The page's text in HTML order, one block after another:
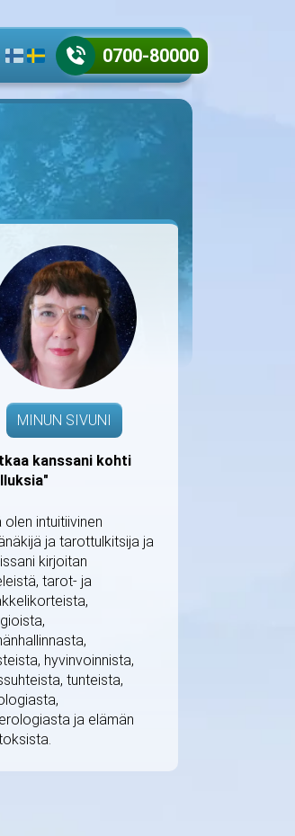
0700-80000
MINUN SIVUNI
kanssani kohti
olen intuitiivinen
ja tarottulkitsija ja
kirjoitan
tarot- ja
hyvinvoinnista,
tunteista,
ja elämän